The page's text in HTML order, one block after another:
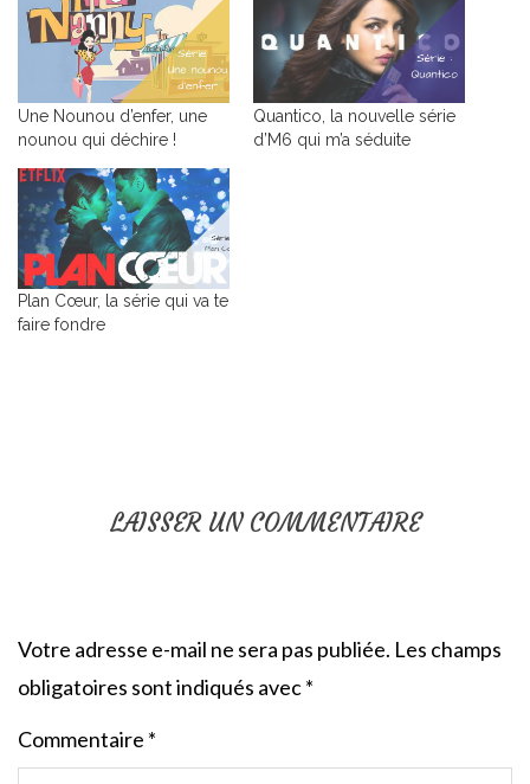
Une Nounou d’enfer, une
nounou qui déchire !
Quantico, la nouvelle série
d’M6 qui m’a séduite
Plan Cœur, la série qui va te
faire fondre
LAISSER UN COMMENTAIRE
Votre adresse e-mail ne sera pas publiée. Les champs
obligatoires sont indiqués avec*
Commentaire *